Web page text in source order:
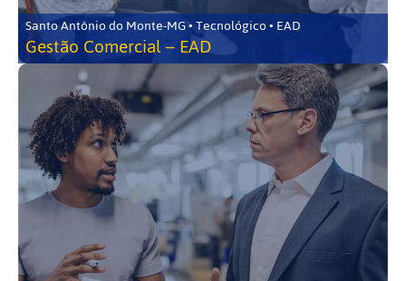
Santo Antônio do Monte-MG • Tecnológico • EAD
Gestão Comercial – EAD